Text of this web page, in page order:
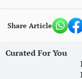
Share Article
Curated For You